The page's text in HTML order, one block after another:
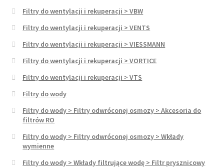
Filtry do wentylacji i rekuperacji > VBW
Filtry do wentylacji i rekuperacji > VENTS
Filtry do wentylacji i rekuperacji > VIESSMANN
Filtry do wentylacji i rekuperacji > VORTICE
Filtry do wentylacji i rekuperacji > VTS
Filtry do wody
Filtry do wody > Filtry odwróconej osmozy > Akcesoria do
filtrów RO
Filtry do wody > Filtry odwróconej osmozy > Wkłady
wymienne
Filtry do wody > Wkłady filtrujące wodę > Filtr prysznicowy